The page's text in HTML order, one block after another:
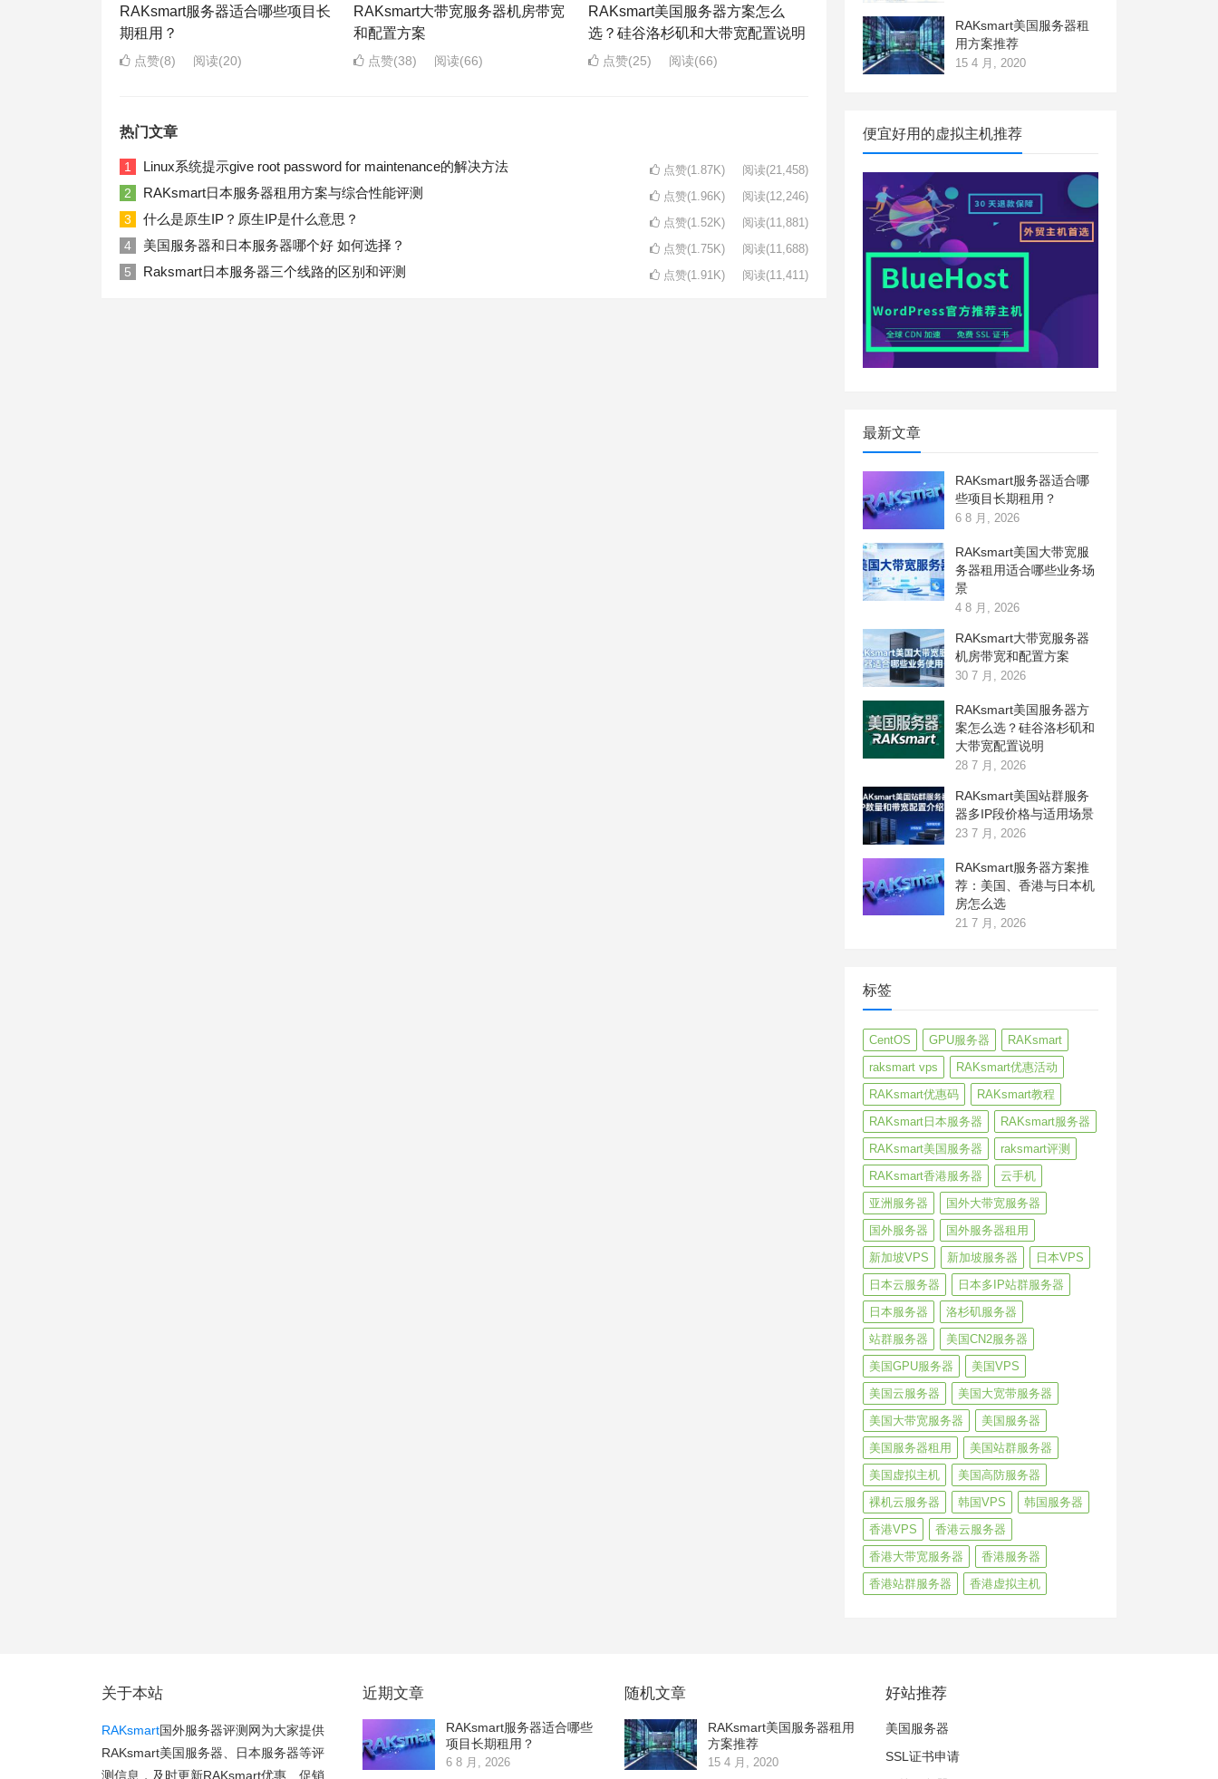
RAKsmart服务器适合哪些项目长
期租用？
点赞(8) 阅读(20)
RAKsmart大带宽服务器机房带宽
和配置方案
点赞(38) 阅读(66)
RAKsmart美国服务器方案怎么
选？硅谷洛杉矶和大带宽配置说明
点赞(25) 阅读(66)
热门文章
1 Linux系统提示give root password for maintenance的解决方法 点赞(1.87K) 阅读(21,458)
2 RAKsmart日本服务器租用方案与综合性能评测 点赞(1.96K) 阅读(12,246)
3 什么是原生IP？原生IP是什么意思？ 点赞(1.52K) 阅读(11,881)
4 美国服务器和日本服务器哪个好 如何选择？ 点赞(1.75K) 阅读(11,688)
5 Raksmart日本服务器三个线路的区别和评测 点赞(1.91K) 阅读(11,411)
RAKsmart美国服务器租
用方案推荐
15 4 月, 2020
便宜好用的虚拟主机推荐
最新文章
RAKsmart服务器适合哪
些项目长期租用？
6 8 月, 2026
RAKsmart美国大带宽服
务器租用适合哪些业务场
景
4 8 月, 2026
RAKsmart大带宽服务器
机房带宽和配置方案
30 7 月, 2026
RAKsmart美国服务器方
案怎么选？硅谷洛杉矶和
大带宽配置说明
28 7 月, 2026
RAKsmart美国站群服务
器多IP段价格与适用场景
23 7 月, 2026
RAKsmart服务器方案推
荐：美国、香港与日本机
房怎么选
21 7 月, 2026
标签
CentOS GPU服务器
RAKsmart
raksmart vps
RAKsmart优惠活动
RAKsmart优惠码
RAKsmart教程
RAKsmart日本服务器
RAKsmart服务器
RAKsmart美国服务器
raksmart评测
RAKsmart香港服务器
云手机
亚洲服务器
国外大带宽服务器
国外服务器
国外服务器租用
新加坡VPS
新加坡服务器
日本VPS
日本云服务器
日本多IP站群服务器
日本服务器
洛杉矶服务器
站群服务器
美国CN2服务器
美国GPU服务器
美国VPS
美国云服务器
美国大宽带服务器
美国大带宽服务器
美国服务器
美国服务器租用
美国站群服务器
美国虚拟主机
美国高防服务器
裸机云服务器
韩国VPS
韩国服务器
香港VPS
香港云服务器
香港大带宽服务器
香港服务器
香港站群服务器
香港虚拟主机
关于本站
RAKsmart国外服务器评测网为大家提供
RAKsmart美国服务器、日本服务器等评
测信息，及时更新RAKsmart优惠、促销
近期文章
RAKsmart服务器适合哪些
项目长期租用？
6 8 月, 2026
随机文章
RAKsmart美国服务器租用
方案推荐
15 4 月, 2020
好站推荐
美国服务器
SSL证书申请